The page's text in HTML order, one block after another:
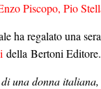
Piscopo, Pio
ha regalato una
della Bertoni Editore.
una donna